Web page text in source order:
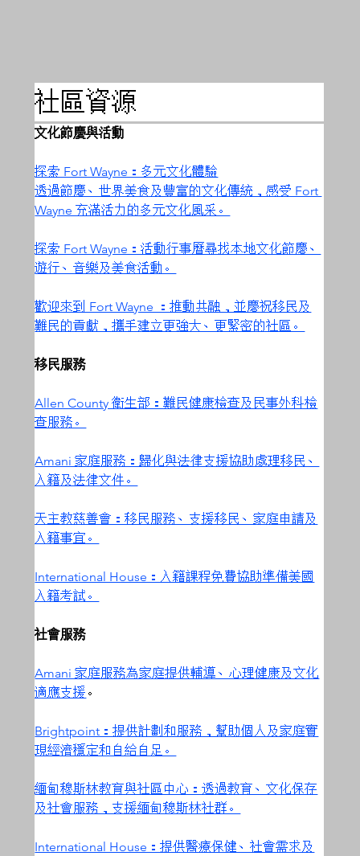
社區資源
文化節慶與活動
探索 Fort Wayne：多元文化體驗
透過節慶、世界美食及豐富的文化傳統，感受 Fort
Wayne 充滿活力的多元文化風采。
探索 Fort Wayne：活動行事曆尋找本地文化節慶、
遊行、音樂及美食活動。
歡迎來到 Fort Wayne ：推動共融，並慶祝移民及
難民的貢獻，攜手建立更強大、更緊密的社區。
移民服務
Allen County 衛生部：難民健康檢查及民事外科檢
查服務。
Amani 家庭服務：歸化與法律支援協助處理移民、
入籍及法律文件。
天主教慈善會：移民服務、支援移民、家庭申請及
入籍事宜。
International House：入籍課程免費協助準備美國
入籍考試。
社會服務
Amani 家庭服務為家庭提供輔導、心理健康及文化
適應支援 。
Brightpoint：提供計劃和服務，幫助個人及家庭實
現經濟穩定和自給自足。
緬甸穆斯林教育與社區中心：透過教育、文化保存
及社會服務，支援緬甸穆斯林社群。
International House：提供醫療保健、社會需求及